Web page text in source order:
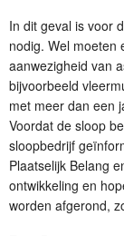
In dit geval is voor
nodig. Wel moeten
aanwezigheid van
bijvoorbeeld
met meer dan een
Voordat de sloop
sloopbedrijf
Plaatselijk Belang
ontwikkeling en
worden afgerond,